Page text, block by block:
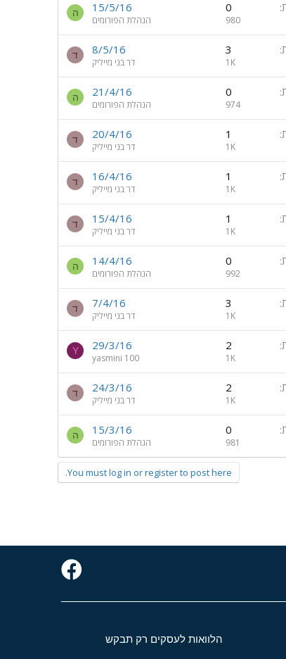
0
980
15/5/16
הנהלת הפורומים
ה
3
1K
8/5/16
דר בני מייליק
ד
0
974
21/4/16
הנהלת הפורומים
ה
1
1K
20/4/16
דר בני מייליק
ד
1
1K
16/4/16
דר בני מייליק
ד
1
1K
15/4/16
דר בני מייליק
ד
0
992
14/4/16
הנהלת הפורומים
ה
3
1K
7/4/16
דר בני מייליק
ד
2
1K
29/3/16
yasmini 100
Y
2
1K
24/3/16
דר בני מייליק
ד
0
981
15/3/16
הנהלת הפורומים
ה
You must log in or register to post here.
הלוואות לעסקים רק תבקש